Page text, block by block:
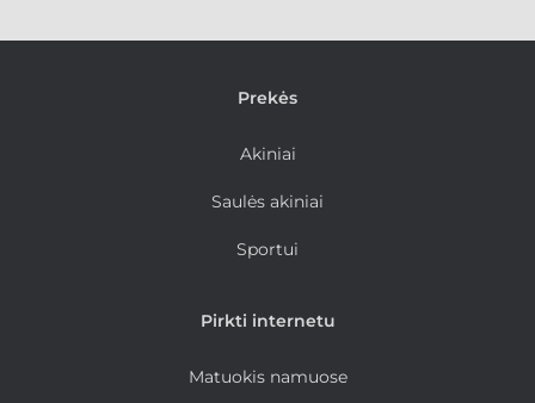
Prekės
Akiniai
Saulės akiniai
Sportui
Pirkti internetu
Matuokis namuose